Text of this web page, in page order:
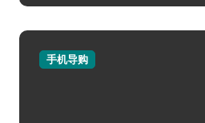
手机导购